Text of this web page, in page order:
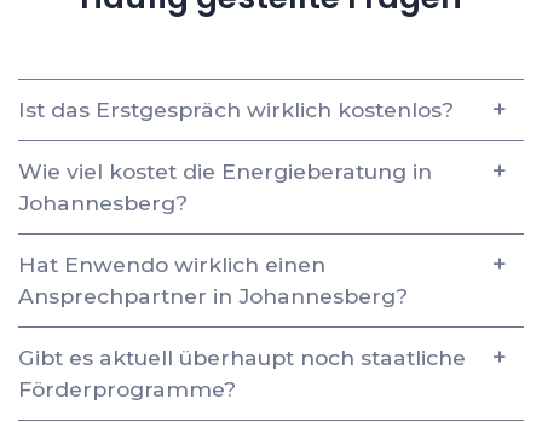
Ist das Erstgespräch wirklich kostenlos?
Wie viel kostet die Energieberatung in
Johannesberg?
Hat Enwendo wirklich einen
Ansprechpartner in Johannesberg?
Gibt es aktuell überhaupt noch staatliche
Förderprogramme?